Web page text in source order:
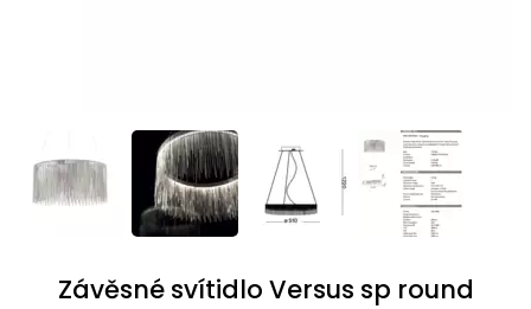
Závěsné svítidlo Versus sp round